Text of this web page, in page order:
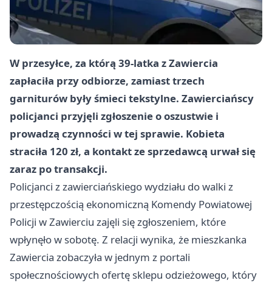
W przesyłce, za którą 39-latka z Zawiercia
zapłaciła przy odbiorze, zamiast trzech
garniturów były śmieci tekstylne. Zawierciańscy
policjanci przyjęli zgłoszenie o oszustwie i
prowadzą czynności w tej sprawie. Kobieta
straciła 120 zł, a kontakt ze sprzedawcą urwał się
zaraz po transakcji.
Policjanci z zawierciańskiego wydziału do walki z
przestępczością ekonomiczną Komendy Powiatowej
Policji w Zawierciu zajęli się zgłoszeniem, które
wpłynęło w sobotę. Z relacji wynika, że mieszkanka
Zawiercia zobaczyła w jednym z portali
społecznościowych ofertę sklepu odzieżowego, który